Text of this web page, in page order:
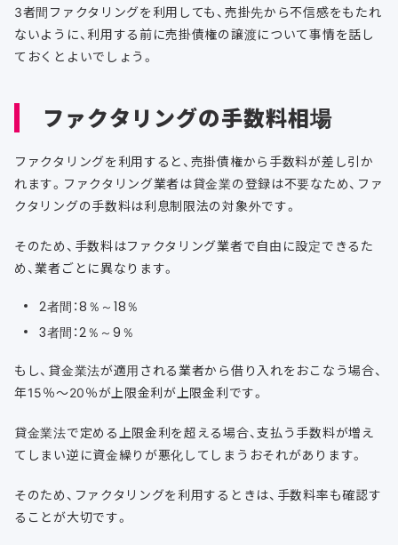
3者間ファクタリングを利用しても、売掛先から不信感をもたれ
ないように、利用する前に売掛債権の譲渡について事情を話し
ておくとよいでしょう。
ファクタリングの手数料相場
ファクタリングを利用すると、売掛債権から手数料が差し引か
れます。ファクタリング業者は貸金業の登録は不要なため、ファ
クタリングの手数料は利息制限法の対象外です。
そのため、手数料はファクタリング業者で自由に設定できるた
め、業者ごとに異なります。
2者間：8％～18％
3者間：2％～9％
もし、貸金業法が適用される業者から借り入れをおこなう場合、
年15％〜20％が上限金利が上限金利です。
貸金業法で定める上限金利を超える場合、支払う手数料が増え
てしまい逆に資金繰りが悪化してしまうおそれがあります。
そのため、ファクタリングを利用するときは、手数料率も確認す
ることが大切です。